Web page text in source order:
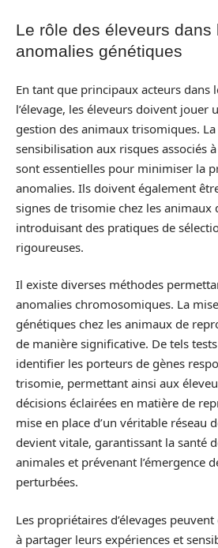
Le rôle des éleveurs dans
anomalies génétiques
En tant que principaux acteurs dans
l’élevage, les éleveurs doivent jouer
gestion des animaux trisomiques.
sensibilisation aux risques associés
sont essentielles pour minimiser la
anomalies. Ils doivent également
signes de trisomie chez les animaux
introduisant des pratiques de
rigoureuses.
Il existe diverses méthodes
anomalies chromosomiques. La
génétiques chez les animaux de
de manière significative. De tels
identifier les porteurs de gènes
trisomie, permettant ainsi aux
décisions éclairées en matière de
mise en place d’un véritable réseau
devient vitale, garantissant la santé
animales et prévenant l’émergence
perturbées.
Les propriétaires d’élevages
à partager leurs expériences et